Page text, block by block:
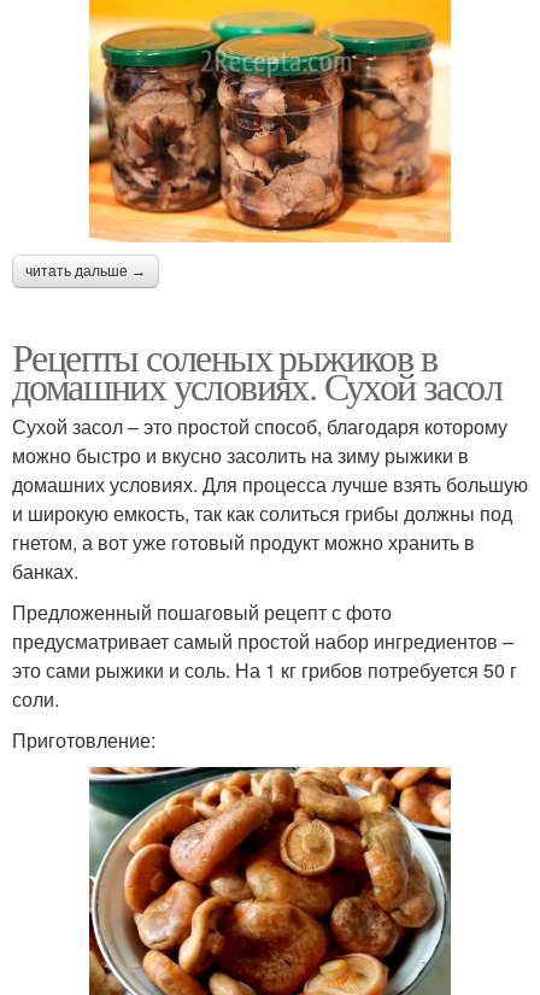
читать дальше →
Рецепты соленых рыжиков в
домашних условиях. Сухой засол
Сухой засол – это простой способ, благодаря которому
можно быстро и вкусно засолить на зиму рыжики в
домашних условиях. Для процесса лучше взять большую
и широкую емкость, так как солиться грибы должны под
гнетом, а вот уже готовый продукт можно хранить в
банках.
Предложенный пошаговый рецепт с фото
предусматривает самый простой набор ингредиентов –
это сами рыжики и соль. На 1 кг грибов потребуется 50 г
соли.
Приготовление: